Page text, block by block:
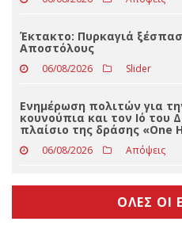
Η μαγεία των παλιών
χωριά του Δήμου Τρικκαίων
06/08/2026 Απόψεις
Έκτακτο: Πυρκαγιά
Αποστόλους
06/08/2026 Slider
κουνούπια και τον Ιό του
πλαίσιο της δράσης «One
06/08/2026 Απόψεις